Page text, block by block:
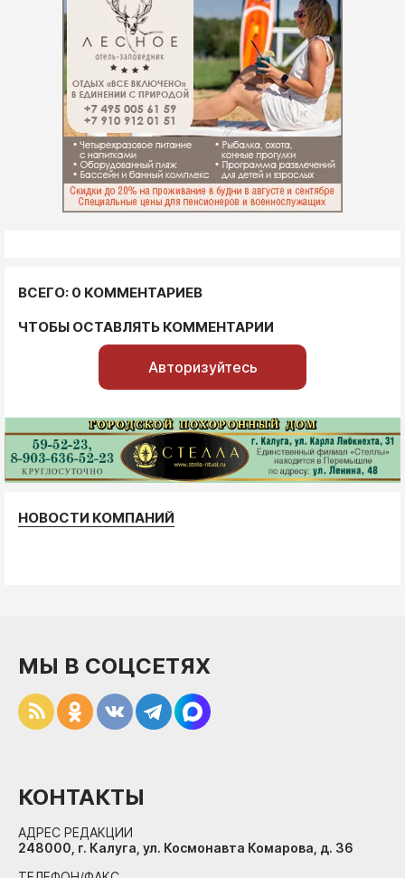
ВСЕГО: 0 КОММЕНТАРИЕВ
ЧТОБЫ ОСТАВЛЯТЬ КОММЕНТАРИИ
Авторизуйтесь
НОВОСТИ КОМПАНИЙ
МЫ В СОЦСЕТЯХ
КОНТАКТЫ
АДРЕС РЕДАКЦИИ
248000, г. Калуга, ул. Космонавта Комарова, д. 36